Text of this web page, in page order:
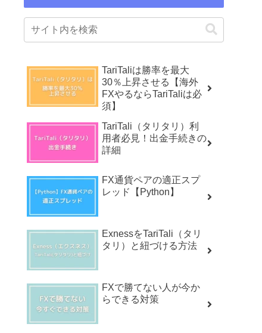
TariTaliは勝率を最大
30％上昇させる【海外
FXやるならTariTaliは必
須】
TariTali（タリタリ）利
用者必見！出金手続きの
詳細
FX通貨ペアの適正スプ
レッド【Python】
ExnessをTariTali（タリ
タリ）と紐づける方法
FXで勝てない人が今か
らできる対策